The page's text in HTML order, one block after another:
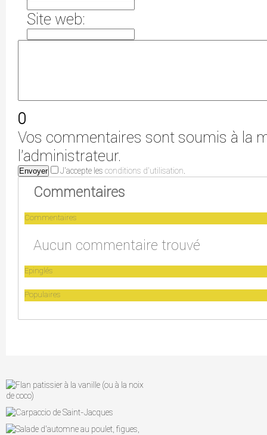
Site web:
0
Vos commentaires sont soumis à la
l'administrateur.
Envoyer J'accepte les conditions d'utilisation.
Commentaires
Commentaires
Aucun commentaire trouvé
Epinglés
Populaires